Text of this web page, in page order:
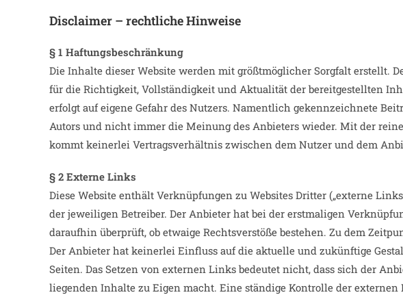
Disclaimer – rechtliche Hinweise
§ 1 Haftungsbeschränkung
Die Inhalte dieser Website werden mit größtmöglicher Sorgfalt erstellt.
für die Richtigkeit, Vollständigkeit und Aktualität der bereitgestellten
erfolgt auf eigene Gefahr des Nutzers. Namentlich gekennzeichnete
Autors und nicht immer die Meinung des Anbieters wieder. Mit der
kommt keinerlei Vertragsverhältnis zwischen dem Nutzer und dem
§ 2 Externe Links
Diese Website enthält Verknüpfungen zu Websites Dritter („externe
der jeweiligen Betreiber. Der Anbieter hat bei der erstmaligen
daraufhin überprüft, ob etwaige Rechtsverstöße bestehen. Zu dem
Der Anbieter hat keinerlei Einfluss auf die aktuelle und zukünftige
Seiten. Das Setzen von externen Links bedeutet nicht, dass sich der
liegenden Inhalte zu Eigen macht. Eine ständige Kontrolle der